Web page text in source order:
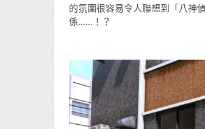
的氛圍很容易令人聯想到「八神
係……！？